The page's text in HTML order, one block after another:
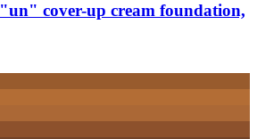
"un" cover-​up cream foundation,